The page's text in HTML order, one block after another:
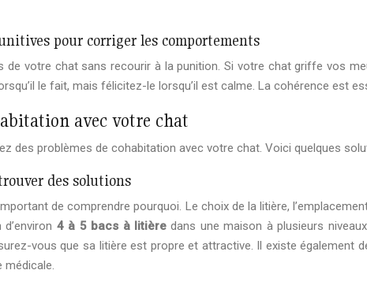
pour corriger les comportements
votre chat sans recourir à la punition. Si votre chat griffe vos
le fait, mais félicitez-le lorsqu’il est calme. La cohérence est
avec votre chat
des problèmes de cohabitation avec votre chat. Voici quelques
des solutions
de comprendre pourquoi. Le choix de la litière,
4 à 5 bacs à litièredans une maison à plusieurs
vous que sa litière est propre et attractive. Il existe également
médicale.